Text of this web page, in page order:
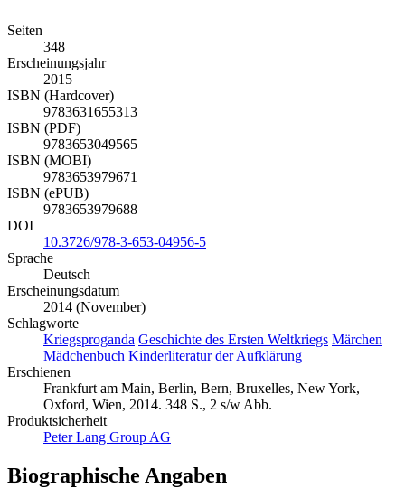
Seiten
348
Erscheinungsjahr
2015
ISBN (Hardcover)
9783631655313
ISBN (PDF)
9783653049565
ISBN (MOBI)
9783653979671
ISBN (ePUB)
9783653979688
DOI
10.3726/978-3-653-04956-5
Sprache
Deutsch
Erscheinungsdatum
2014 (November)
Schlagworte
Kriegsproganda Geschichte des Ersten Weltkriegs Märchen
Mädchenbuch Kinderliteratur der Aufklärung
Erschienen
Frankfurt am Main, Berlin, Bern, Bruxelles, New York,
Oxford, Wien, 2014. 348 S., 2 s/w Abb.
Produktsicherheit
Peter Lang Group AG
Biographische Angaben